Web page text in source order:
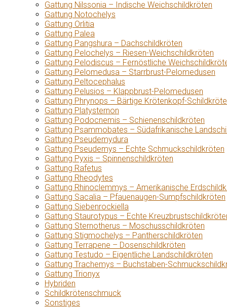
Gattung Nilssonia – Indische Weichschildkröten
Gattung Notochelys
Gattung Orlitia
Gattung Palea
Gattung Pangshura – Dachschildkröten
Gattung Pelochelys – Riesen-Weichschildkröten
Gattung Pelodiscus – Fernöstliche
Gattung Pelomedusa – Starrbrust-Pelomedusen
Gattung Peltocephalus
Gattung Pelusios – Klappbrust-Pelomedusen
Gattung Phrynops – Bärtige Krötenkopf-
Gattung Platysternon
Gattung Podocnemis – Schienenschildkröten
Gattung Psammobates – Südafrikanische
Gattung Pseudemydura
Gattung Pseudemys – Echte Schmuckschildkröten
Gattung Pyxis – Spinnenschildkröten
Gattung Rafetus
Gattung Rheodytes
Gattung Rhinoclemmys – Amerikanische
Gattung Sacalia – Pfauenaugen-Sumpfschildkröten
Gattung Siebenrockiella
Gattung Staurotypus – Echte
Gattung Sternotherus – Moschusschildkröten
Gattung Stigmochelys – Pantherschildkröten
Gattung Terrapene – Dosenschildkröten
Gattung Testudo – Eigentliche Landschildkröten
Gattung Trachemys – Buchstaben-
Gattung Trionyx
Hybriden
Schildkrötenschmuck
Sonstiges